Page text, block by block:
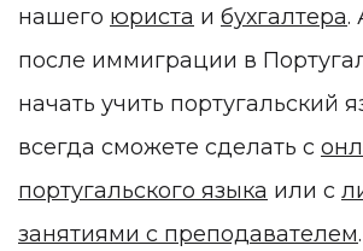
нашего юриста и бухгалтера.
после иммиграции в
начать учить португальский
всегда сможете сделать с
португальского языка или с
занятиями с преподавателем